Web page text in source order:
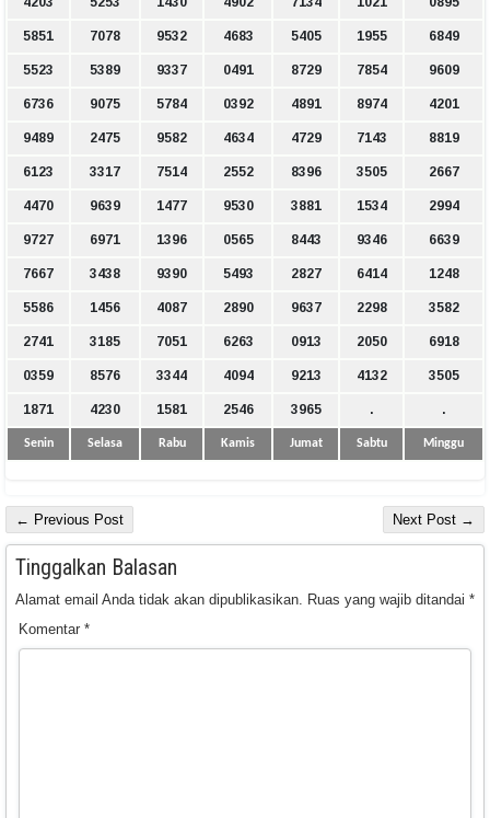
5851 7078 9532 4683 5405 1955 6849
5523 5389 9337 0491 8729 7854 9609
6736 9075 5784 0392 4891 8974 4201
9489 2475 9582 4634 4729 7143 8819
6123 3317 7514 2552 8396 3505 2667
4470 9639 1477 9530 3881 1534 2994
9727 6971 1396 0565 8443 9346 6639
7667 3438 9390 5493 2827 6414 1248
5586 1456 4087 2890 9637 2298 3582
2741 3185 7051 6263 0913 2050 6918
0359 8576 3344 4094 9213 4132 3505
1871 4230 1581 2546 3965 . .
Senin Selasa Rabu Kamis Jumat Sabtu Minggu
← Previous Post Next Post →
Tinggalkan Balasan
Alamat email Anda tidak akan dipublikasikan. Ruas yang wajib ditandai *
Komentar *